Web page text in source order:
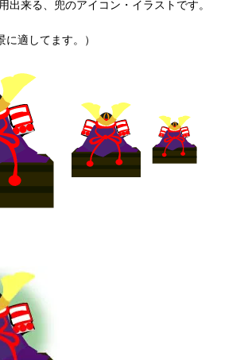
出来る、兜のアイコン・イラストです。
適してます。）